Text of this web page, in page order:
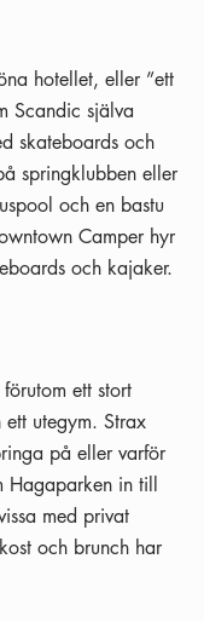
hotellet, eller ”ett
Scandic själva
skateboards och
springklubben eller
och en bastu
Camper hyr
och kajaker.
ett stort
ett utegym. Strax
på eller varför
Hagaparken in till
med privat
och brunch har